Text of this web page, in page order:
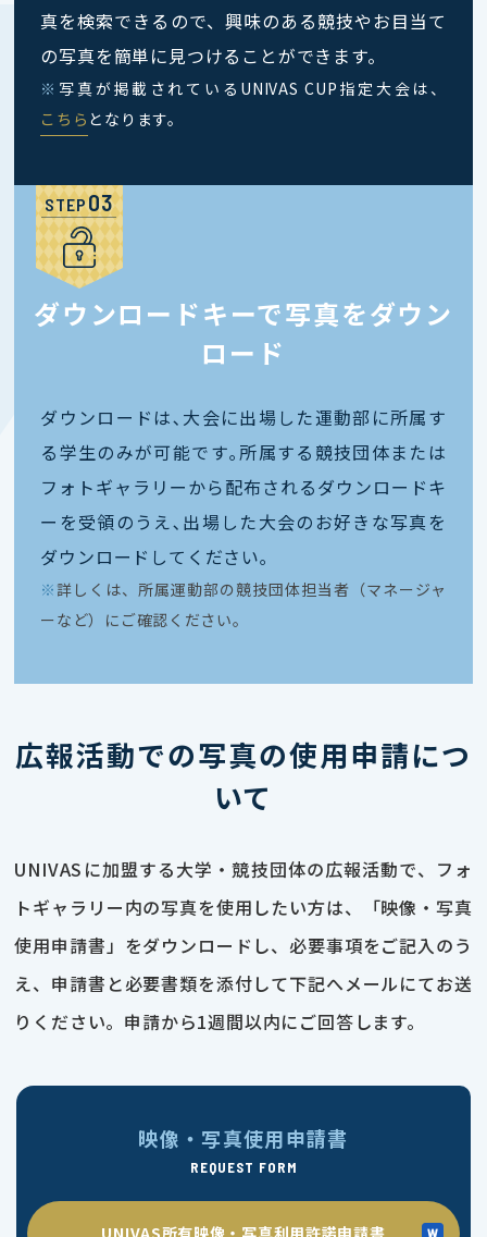
真を検索できるので、興味のある競技やお目当て
の写真を簡単に見つけることができます。
※ 写真が掲載されているUNIVAS CUP指定大会は、
こちら となります。
STEP
ダウンロードキーで写真をダウン
ロード
ダウンロードは､大会に出場した運動部に所属す
る学生のみが可能です｡所属する競技団体または
フォトギャラリーから配布されるダウンロードキ
ーを受領のうえ､出場した大会のお好きな写真を
ダウンロードしてください｡
※ 詳しくは、所属運動部の競技団体担当者（マネージャ
ーなど）にご確認ください。
広報活動での写真の使用申請につ
いて
UNIVASに加盟する大学・競技団体の広報活動で、フォ
トギャラリー内の写真を使用したい方は、「映像・写真
使用申請書」をダウンロードし、必要事項をご記入のう
え、申請書と必要書類を添付して下記へメールにてお送
りください。申請から1週間以内にご回答します。
映像・写真使用申請書
REQUEST FORM